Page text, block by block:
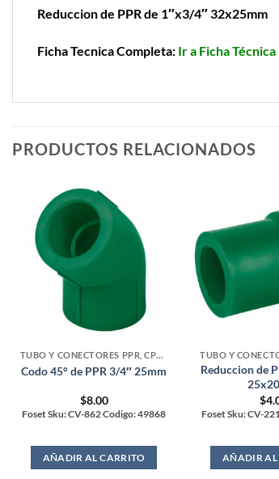
Reduccion de PPR de 1″x3/4″ 32x25mm
Ficha Tecnica Completa: Ir a Ficha Técnica
PRODUCTOS RELACIONADOS
TUBO Y CONECTORES PPR, CPVC, PVC Y COBRE
Codo 45° de PPR 3/4″ 25mm
$8.00
Foset Sku: CV-862 Codigo: 49868
AÑADIR AL CARRITO
Reduccion de
$
Foset Sku: CV-
AÑADIR AL